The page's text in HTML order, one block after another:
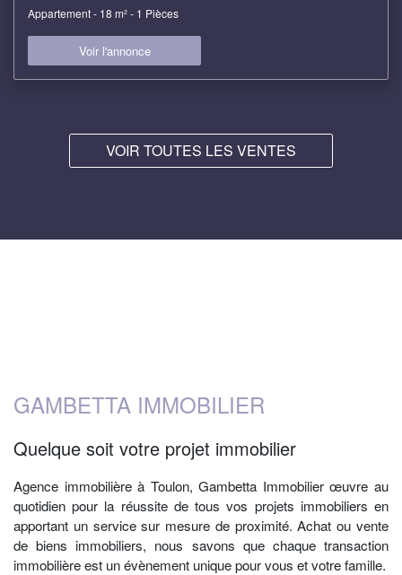
Appartement - 18 m² - 1 Pièces
Voir l'annonce
VOIR TOUTES LES VENTES
GAMBETTA IMMOBILIER
Quelque soit votre projet immobilier
Agence immobilièreà Toulon,Gambetta Immobilierœuvre au
quotidien pour la réussite de tous vos projets immobiliers en
apportant un service sur mesure de proximité. Achat ou vente
de biens immobiliers, nous savons que chaque transaction
immobilière est un évènement unique pour vous et votre famille.